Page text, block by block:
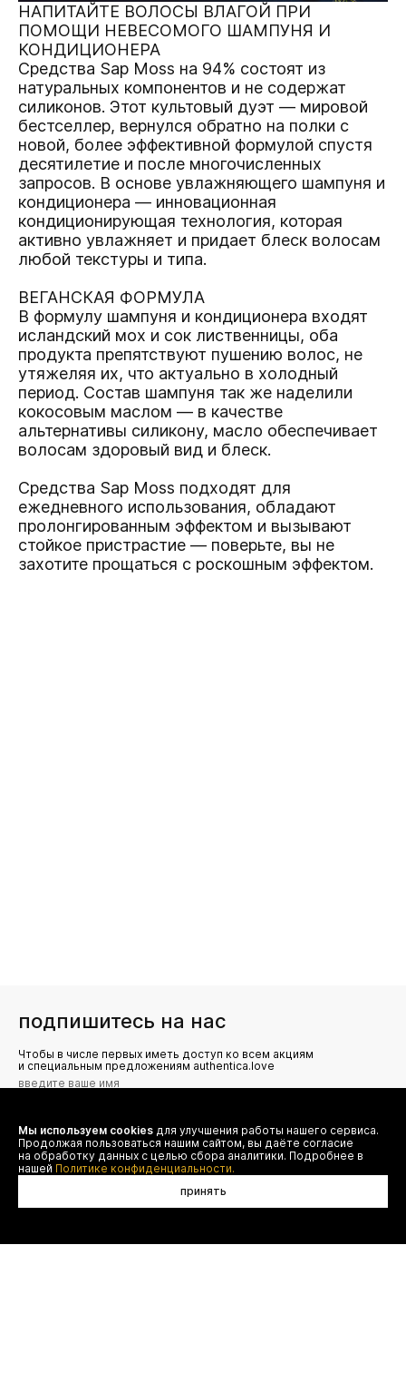
НАПИТАЙТЕ ВОЛОСЫ ВЛАГОЙ ПРИ
ПОМОЩИ НЕВЕСОМОГО ШАМПУНЯ И
КОНДИЦИОНЕРА
Средства Sap Moss на 94% состоят из
натуральных компонентов и не содержат
силиконов. Этот культовый дуэт — мировой
бестселлер, вернулся обратно на полки с
новой, более эффективной формулой спустя
десятилетие и после многочисленных
запросов. В основе увлажняющего шампуня и
кондиционера — инновационная
кондиционирующая технология, которая
активно увлажняет и придает блеск волосам
любой текстуры и типа.
ВЕГАНСКАЯ ФОРМУЛА
В формулу шампуня и кондиционера входят
исландский мох и сок лиственницы, оба
продукта препятствуют пушению волос, не
утяжеляя их, что актуально в холодный
период. Состав шампуня так же наделили
кокосовым маслом — в качестве
альтернативы силикону, масло обеспечивает
волосам здоровый вид и блеск.
Средства Sap Moss подходят для
ежедневного использования, обладают
пролонгированным эффектом и вызывают
стойкое пристрастие — поверьте, вы не
захотите прощаться с роскошным эффектом.
подпишитесь на нас
Чтобы в числе первых иметь доступ ко всем акциям
и специальным предложениям authentica.love
Я даю согласие на сбор, обработку и хранение моих
персональных данных (имя, email, телефон) для получения
рекламных и информационных рассылок от ООО 'БТ
Юнайтед', а также ознакомлен(а) с
Политикой конфиденциальности
Мы используем cookies для улучшения работы нашего сервиса.
Продолжая пользоваться нашим сайтом, вы даёте согласие
на обработку данных с целью сбора аналитики. Подробнее в
нашей Политике конфиденциальности.
принять